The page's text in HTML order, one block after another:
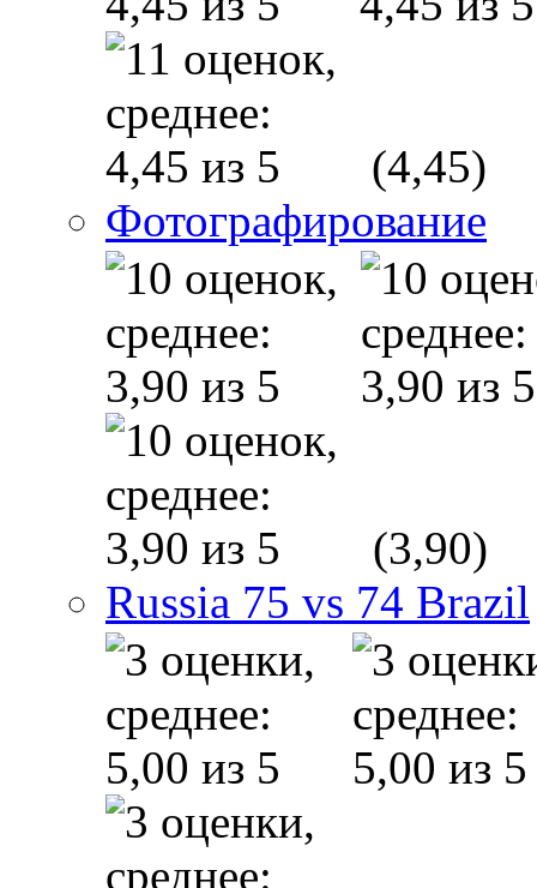
(4,45)
Фотографирование
(3,90)
Russia 75 vs 74 Brazil